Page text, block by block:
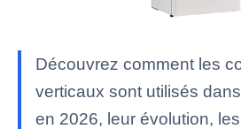
Découvrez comment les
verticaux sont utilisés
en 2026, leur évolution,